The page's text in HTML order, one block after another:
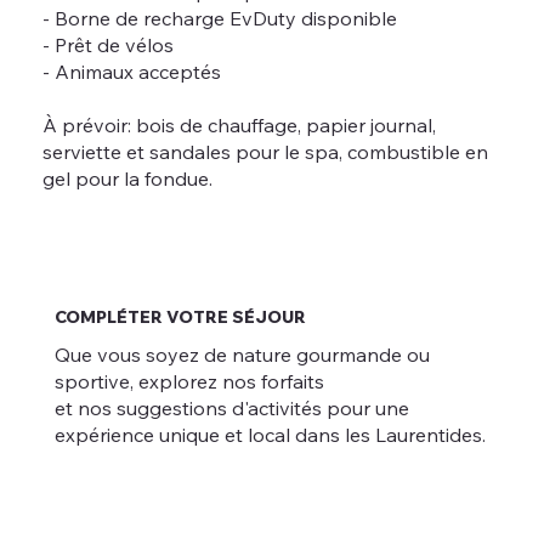
- Borne de recharge EvDuty disponible
- Prêt de vélos
- Animaux acceptés
À prévoir: bois de chauffage, papier journal,
serviette et sandales pour le spa, combustible en
gel pour la fondue.
COMPLÉTER VOTRE SÉJOUR
Que vous soyez de nature gourmande ou
sportive, explorez nos forfaits
et nos suggestions d'activités pour une
expérience unique et local dans les Laurentides.